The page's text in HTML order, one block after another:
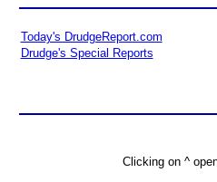
Today's DrudgeReport.com
Drudge's Special Reports
Clicking on ^